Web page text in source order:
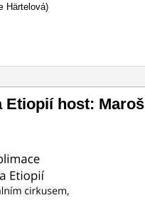
Härtelová)
Etiopií host: Maroš